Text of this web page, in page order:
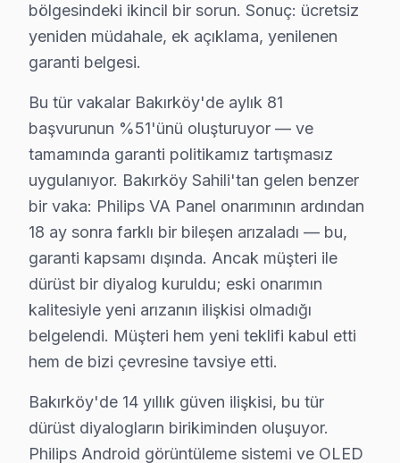
2.Uzaktan Kumanda Kontrolü: Uzaktan
3.
Görüntü Sorunları:
Ekranda herhangi bir görüntü
5. Yetkili tamirle İletişim: Yukarıdaki adımlar sorunu
Bu adımlar, Philips cihaz’nizin arızasının basit bir
Philips Tamir mi, Değişim mi? Rehber
Philips ekran'ler, zaman zaman çeşitli teknik sorunlar
1.Ekran Yanığı (Burn-in): OLED panellerde sıklıkla
2.Anakart Arızası : televizyonunuz’nin yanıt
3.Güç Kartı Problemleri : Ekranın yanıp sönmesi
4.Backlight Sorunları: Ekranda karanlık bölgelerin
Yazılım Hataları
: Ekranın sıkça donması veya
Philips ekran’lerdeki bu sorunların her biri, tamir mi
Bakırköy Mahallelerinde Philips Servis
bölgesindeki ikincil bir sorun. Sonuç: ücretsiz
yeniden müdahale, ek açıklama, yenilenen
garanti belgesi.
Bu tür vakalar Bakırköy'de aylık 81
başvurunun %51'ünü oluşturuyor — ve
tamamında garanti politikamız tartışmasız
uygulanıyor. Bakırköy Sahili'tan gelen benzer
bir vaka: Philips VA Panel onarımının ardından
18 ay sonra farklı bir bileşen arızaladı — bu,
garanti kapsamı dışında. Ancak müşteri ile
dürüst bir diyalog kuruldu; eski onarımın
kalitesiyle yeni arızanın ilişkisi olmadığı
belgelendi. Müşteri hem yeni teklifi kabul etti
hem de bizi çevresine tavsiye etti.
Bakırköy'de 14 yıllık güven ilişkisi, bu tür
dürüst diyalogların birikiminden oluşuyor.
Philips Android görüntüleme sistemi ve OLED